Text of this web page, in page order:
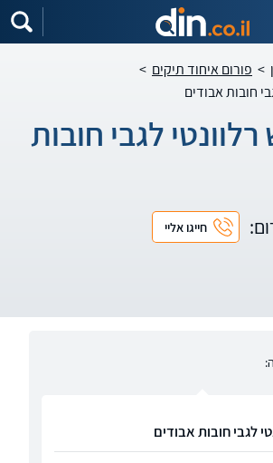
> פורום איחוד תיקים >
חובות אבודים
לגבי חובות
חייגו אליי
לגבי חובות אבודים